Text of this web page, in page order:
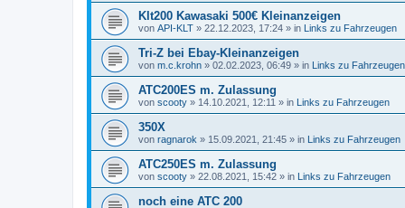
Klt200 Kawasaki 500€ Kleinanzeigen
von API-KLT » 22.12.2023, 17:24 » in Links zu Fahrzeugen
Tri-Z bei Ebay-Kleinanzeigen
von m.c.krohn » 02.02.2023, 06:49 » in Links zu Fahrzeugen
ATC200ES m. Zulassung
von scooty » 14.10.2021, 12:11 » in Links zu Fahrzeugen
350X
von ragnarok » 15.09.2021, 21:45 » in Links zu Fahrzeugen
ATC250ES m. Zulassung
von scooty » 22.08.2021, 15:42 » in Links zu Fahrzeugen
noch eine ATC 200